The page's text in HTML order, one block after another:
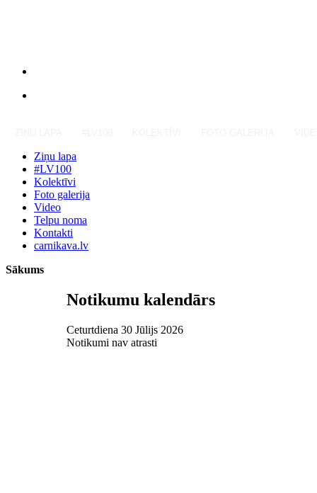
Ziņu lapa
#LV100
Kolektīvi
Foto galerija
Video
Telpu noma
Kontakti
carnikava.lv
Sākums
Notikumu kalendārs
Ceturtdiena 30 Jūlijs 2026
Notikumi nav atrasti